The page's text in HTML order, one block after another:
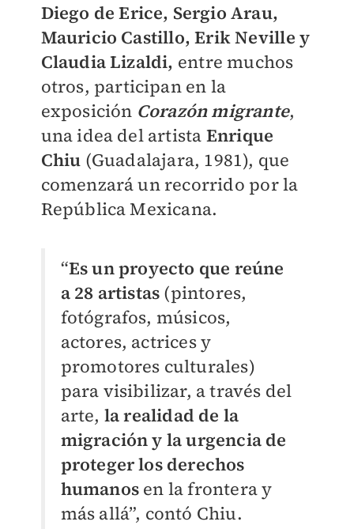
Diego de Erice, Sergio Arau,
Mauricio Castillo, Erik Neville y
Claudia Lizaldi, entre muchos
otros, participan en la
exposición Corazón migrante,
una idea del artista Enrique
Chiu (Guadalajara, 1981), que
comenzará un recorrido por la
República Mexicana.
“Es un proyecto que reúne
a 28 artistas (pintores,
fotógrafos, músicos,
actores, actrices y
promotores culturales)
para visibilizar, a través del
arte, la realidad de la
migración y la urgencia de
proteger los derechos
humanosen la frontera y
más allá”, contó Chiu.